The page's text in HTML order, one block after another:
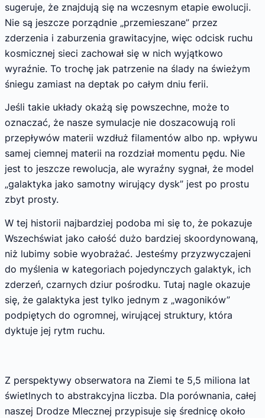
sugeruje, że znajdują się na wczesnym etapie ewolucji.
Nie są jeszcze porządnie „przemieszane” przez
zderzenia i zaburzenia grawitacyjne, więc odcisk ruchu
kosmicznej sieci zachował się w nich wyjątkowo
wyraźnie. To trochę jak patrzenie na ślady na świeżym
śniegu zamiast na deptak po całym dniu ferii.
Jeśli takie układy okażą się powszechne, może to
oznaczać, że nasze symulacje nie doszacowują roli
przepływów materii wzdłuż filamentów albo np. wpływu
samej ciemnej materii na rozdział momentu pędu. Nie
jest to jeszcze rewolucja, ale wyraźny sygnał, że model
„galaktyka jako samotny wirujący dysk” jest po prostu
zbyt prosty.
W tej historii najbardziej podoba mi się to, że pokazuje
Wszechświat jako całość dużo bardziej skoordynowaną,
niż lubimy sobie wyobrażać. Jesteśmy przyzwyczajeni
do myślenia w kategoriach pojedynczych galaktyk, ich
zderzeń, czarnych dziur pośrodku. Tutaj nagle okazuje
się, że galaktyka jest tylko jednym z „wagoników”
podpiętych do ogromnej, wirującej struktury, która
dyktuje jej rytm ruchu.
Z perspektywy obserwatora na Ziemi te 5,5 miliona lat
świetlnych to abstrakcyjna liczba. Dla porównania, całej
naszej Drodze Mlecznej przypisuje się średnicę około